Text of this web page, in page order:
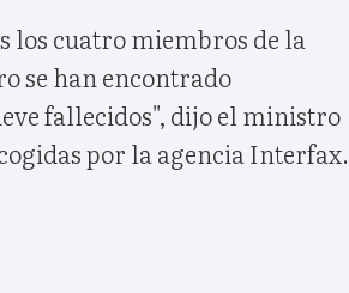
los cuatro miembros de la
se han encontrado
fallecidos", dijo el ministro
por la agencia Interfax.